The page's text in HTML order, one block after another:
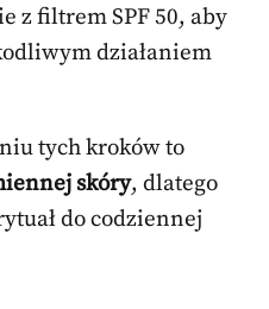
z filtrem SPF 50, aby
działaniem
tych kroków to
skóry, dlatego
do codziennej